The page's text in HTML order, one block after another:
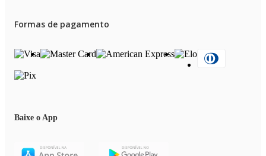
Formas de pagamento
Baixe o App